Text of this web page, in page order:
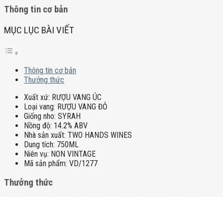
Thông tin cơ bản
MỤC LỤC BÀI VIẾT
Thông tin cơ bản
Thưởng thức
Xuất xứ: RƯỢU VANG ÚC
Loại vang: RƯỢU VANG ĐỎ
Giống nho: SYRAH
Nồng độ: 14.2% ABV
Nhà sản xuất: TWO HANDS WINES
Dung tích: 750ML
Niên vụ: NON VINTAGE
Mã sản phẩm: VD/1277
Thưởng thức